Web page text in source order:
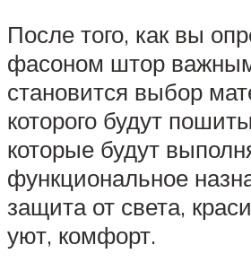
После того, как вы
фасоном штор
становится выбор
которого будут
которые будут
функциональное
защита от света,
уют, комфорт.